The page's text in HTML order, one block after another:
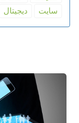
سایت
دیجیتال